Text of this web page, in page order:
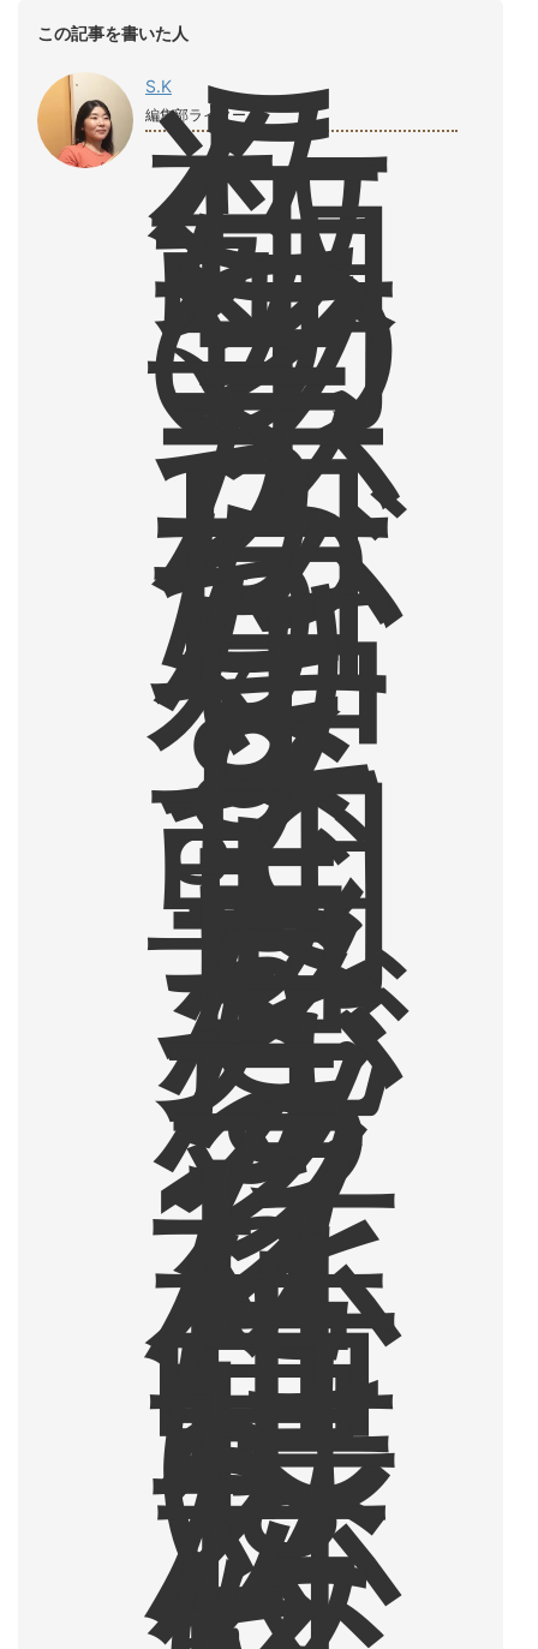
この記事を書いた人
S.K
編集部ライター
こ
こ
数
年
、
朝
の
ソ
イ
ラ
テ
か
ら
一
日
が
始
ま
り
ま
す
。
そ
し
て
朝
ド
ラ
を
見
な
が
ら
ブ
ラ
ッ
ク
を
1
杯
、
仕
事
中
は
1
〜
2
杯
。